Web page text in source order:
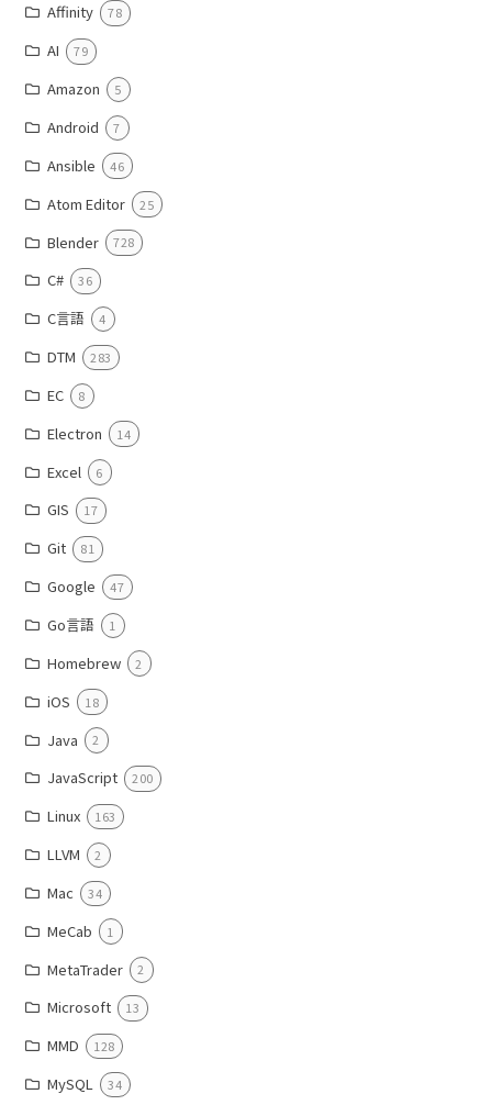
Affinity 78
AI 79
Amazon 5
Android 7
Ansible 46
Atom Editor 25
Blender 728
C# 36
C言語 4
DTM 283
EC 8
Electron 14
Excel 6
GIS 17
Git 81
Google 47
Go言語 1
Homebrew 2
iOS 18
Java 2
JavaScript 200
Linux 163
LLVM 2
Mac 34
MeCab 1
MetaTrader 2
Microsoft 13
MMD 128
MySQL 34